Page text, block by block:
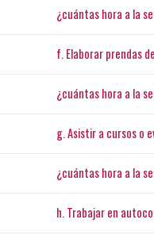
¿cuántas hora a la
f. Elaborar prendas
¿cuántas hora a la
g. Asistir a cursos o
¿cuántas hora a la
h. Trabajar en